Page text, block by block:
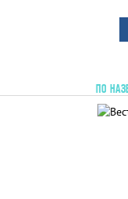
ПО